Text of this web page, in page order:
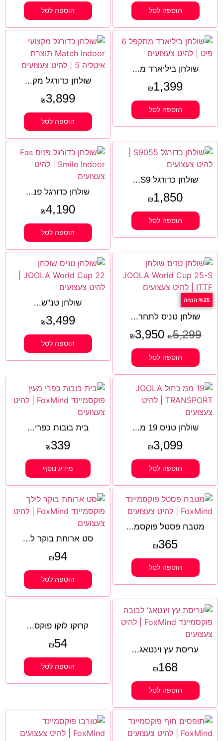
הוספה לסל הוספה לסל
שולחן ביליארד מ...
₪1,399
הוספה לסל
שולחן כדורגל מק...
₪3,899
הוספה לסל
שולחן כדורגל S9...
₪1,850
הוספה לסל
שולחן כדורגל פנ...
₪4,190
הוספה לסל
%25 הנחה
שולחן טניס לתחר...
₪5,299
₪3,950
הוספה לסל
שולחן טנ"ש...
₪3,499
הוספה לסל
שולחן טניס 19 מ...
₪3,099
הוספה לסל
בית בובות כפרי...
₪339
מידע נוסף
מטבח פסטל פוקסמ...
₪365
הוספה לסל
סט ארוחת בוקר ל...
₪94
הוספה לסל
עריסת עץ וינטאג...
₪168
הוספה לסל
קרוקו לוקו פוקס...
₪54
הוספה לסל